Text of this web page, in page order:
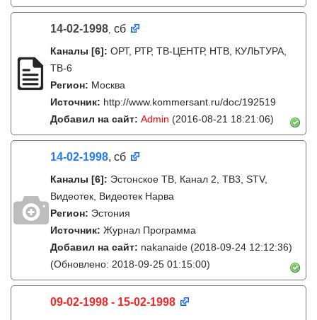
14-02-1998, сб
Каналы [6]: ОРТ, РТР, ТВ-ЦЕНТР, НТВ, КУЛЬТУРА,
ТВ-6
Регион: Москва
Источник: http://www.kommersant.ru/doc/192519
Добавил на сайт: Admin (2016-08-21 18:21:06)
14-02-1998, сб
Каналы [6]: Эстонское ТВ, Канал 2, ТВ3, STV,
Видеотек, Видеотек Нарва
Регион: Эстония
Источник: Журнал Программа
Добавил на сайт: nakanaide (2018-09-24 12:12:36)
(Обновлено: 2018-09-25 01:15:00)
09-02-1998 - 15-02-1998